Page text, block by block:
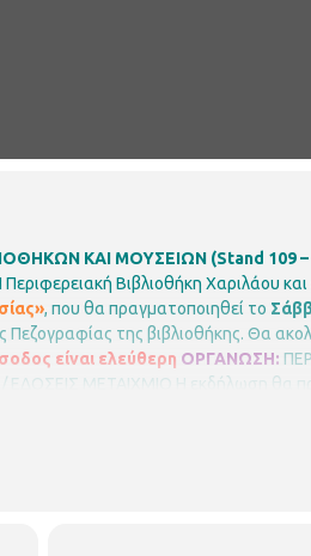
ΚΑΙ ΜΟΥΣΕΙΩΝ (Stand 109 –
Περιφερειακή Βιβλιοθήκη Χαριλάου
, που θα πραγματοποιηθεί το
Πεζογραφίας της βιβλιοθήκης. Θα
είναι ελεύθερη ΟΡΓΑΝΩΣΗ:
ΜΕΤΑΙΧΜΙΟ Η εκδήλωση θα